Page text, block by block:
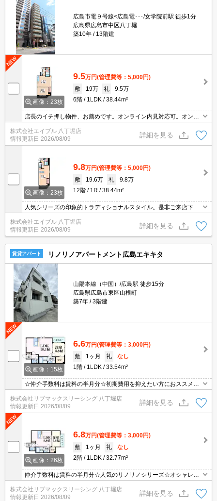
広島市電９号線<広島電･･･/女学院前駅 徒歩1分
広島県広島市中区八丁堀
築10年
13階建
画像：23枚
9.5万円(管理費等：5,000円)
敷
19万 礼
9.5万
6階
1LDK 38.44m²
店長のイチ押し物件、お薦めです。オンライン内見対応可。オンラ
イン契約対応可。ペット可。
株式会社エイブル 八丁堀店
情報更新日 2026/08/09
詳細を見る
画像：23枚
9.8万円(管理費等：5,000円)
敷
19.6万 礼
9.8万
12階
1R 38.44m²
人気シリーズの印象的トラディショナルスタイル。是非ご来店下さ
い。オンライン内見対応可。オンライン契約対応可。
株式会社エイブル 八丁堀店
情報更新日 2026/08/09
詳細を見る
賃貸アパート リノリノアパートメント広島エキキタ
山陽本線（中国）/広島駅 徒歩15分
広島県広島市東区山根町
築7年
3階建
画像：15枚
6.6万円(管理費等：3,000円)
敷
1ヶ月 礼
なし
1階
1LDK 33.54m²
☆仲介手数料は賃料の半月分☆初期費用を抑えたい方におススメ☆
ネット無料☆2口システムキッチンや追い焚き機能など人気の室内
設備充実☆モニター付きオートロックで防犯面も安心です☆彡
株式会社リブマックスリーシング 八丁堀店
情報更新日 2026/08/09
詳細を見る
画像：26枚
6.8万円(管理費等：3,000円)
敷
1ヶ月 礼
なし
2階
1LDK 32.77m²
仲介手数料は賃料の半月分☆人気のリノリノシリーズ☆オシャレな
築浅物件☆ネット無料☆対面キッチン・追い焚き機能・エアコン2
台など設備充実☆モニタ付きオートロックがあり防犯面安心☆
株式会社リブマックスリーシング 八丁堀店
情報更新日 2026/08/09
詳細を見る